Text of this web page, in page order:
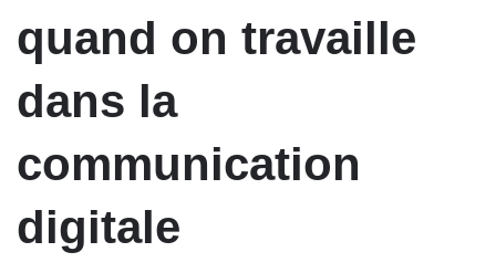
quand on travaille
dans la
communication
digitale